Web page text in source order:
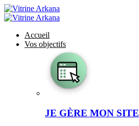
Accueil
Vos objectifs
JE GÈRE MON SITE